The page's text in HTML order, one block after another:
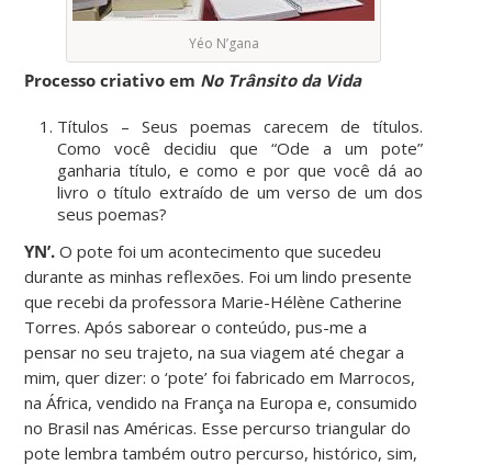
Yéo N’gana
Processo criativo em No Trânsito da Vida
Títulos – Seus poemas carecem de títulos.
Como você decidiu que “Ode a um pote”
ganharia título, e como e por que você dá ao
livro o título extraído de um verso de um dos
seus poemas?
YN’. O pote foi um acontecimento que sucedeu
durante as minhas reflexões. Foi um lindo presente
que recebi da professora Marie-Hélène Catherine
Torres. Após saborear o conteúdo, pus-me a
pensar no seu trajeto, na sua viagem até chegar a
mim, quer dizer: o ‘pote’ foi fabricado em Marrocos,
na África, vendido na França na Europa e, consumido
no Brasil nas Américas. Esse percurso triangular do
pote lembra também outro percurso, histórico, sim,